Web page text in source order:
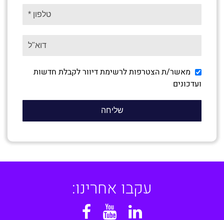
מאשר/ת הצטרפות לרשימת דיוור לקבלת חדשות
ועדכונים
עקבו אחרינו:
Linkedin
YouTube